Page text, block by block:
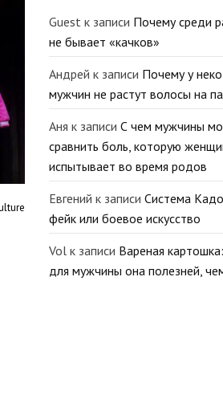
Guest к записи Почему среди
не бывает «качков»
Андрей к записи Почему у
мужчин не растут волосы на
Аня к записи С чем мужчины
сравнить боль, которую
испытывает во время родов
Евгений к записи Система
фейк или боевое искусство
Vol к записи Вареная
для мужчины она полезней,